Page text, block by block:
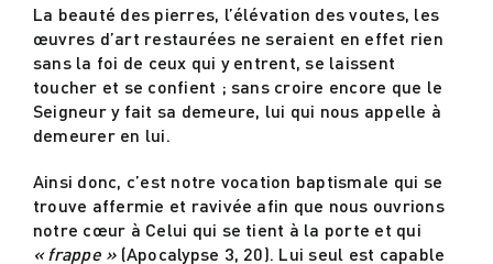
La beauté des pierres, l’élévation des voutes, les
œuvres d’art restaurées ne seraient en effet rien
sans la foi de ceux qui y entrent, se laissent
toucher et se confient ; sans croire encore que le
Seigneur y fait sa demeure, lui qui nous appelle à
demeurer en lui.
Ainsi donc, c’est notre vocation baptismale qui se
trouve affermie et ravivée afin que nous ouvrions
notre cœur à Celui qui se tient à la porte et qui
« frappe »(Apocalypse 3, 20). Lui seul est capable